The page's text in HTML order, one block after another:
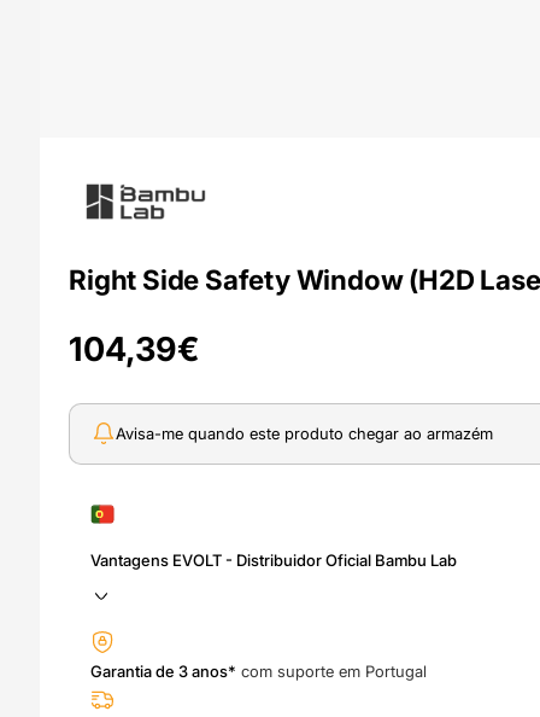
Right Side Safety Window (H2D
104,39€
Avisa-me quando este produto chegar ao armazém
Vantagens EVOLT - Distribuidor Oficial Bambu Lab
Garantia de 3 anos* com suporte em Portugal